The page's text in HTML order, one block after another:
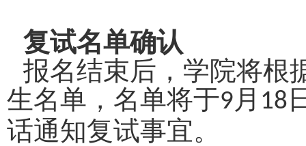
复试名单确认
报名结束后，学院将根
生名单，名单将于9 月 18
话通知复试事宜。